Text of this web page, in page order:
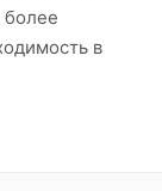
более
в